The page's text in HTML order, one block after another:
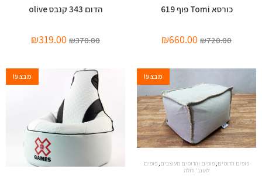
כורסא Tomi פוף 619
₪720.00
₪660.00
הדום 343 קנבס olive
₪370.00
₪319.00
מבצע!
פופים הדומים, פופים והדומים מעוצבים, פופים
לאונג' וזולה
מבצע!